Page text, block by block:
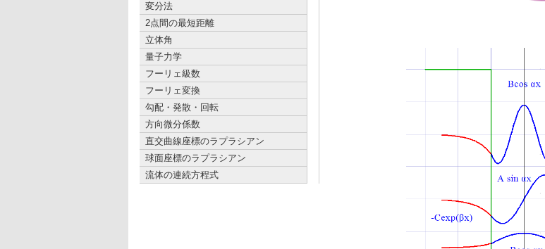
変分法
2点間の最短距離
立体角
量子力学
フーリェ級数
フーリェ変換
勾配・発散・回転
方向微分係数
直交曲線座標のラプラシアン
球面座標のラプラシアン
流体の連続方程式